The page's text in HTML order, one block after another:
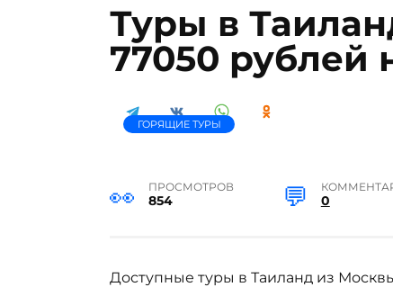
Туры в
77050 рублей
ГОРЯЩИЕ ТУРЫ
ПРОСМОТРОВ
854 0
Доступные туры в Таиланд из